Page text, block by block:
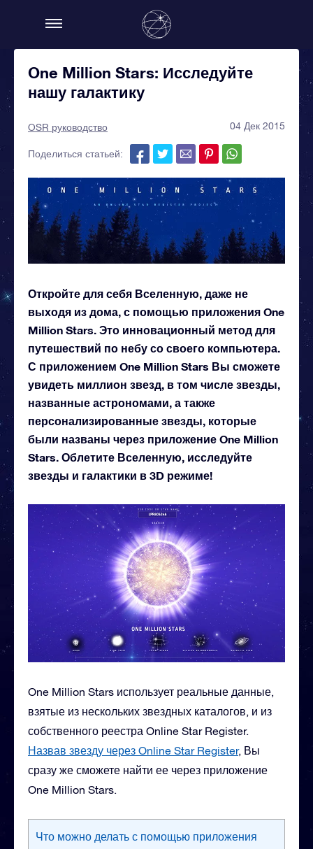
One Million Stars: Исследуйте
нашу галактику
OSR руководство 04 Дек 2015
Поделиться статьей:
Откройте для себя Вселенную, даже не
выходя из дома, с помощью приложения One
Million Stars. Это инновационный метод для
путешествий по небу со своего компьютера.
С приложением One Million Stars Вы сможете
увидеть миллион звезд, в том числе звезды,
названные астрономами, а также
персонализированные звезды, которые
были названы через приложение One Million
Stars. Облетите Вселенную, исследуйте
звезды и галактики в 3D режиме!
One Million Stars использует реальные данные,
взятые из нескольких звездных каталогов, и из
собственного реестра Online Star Register.
Назвав звезду через Online Star Register, Вы
сразу же сможете найти ее через приложение
One Million Stars.
Что можно делать с помощью приложения